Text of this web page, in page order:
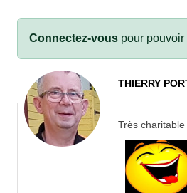
Connectez-vous pour
THIERRY
Très